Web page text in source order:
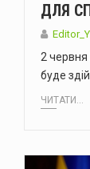
ДЛЯ
2 червня
буде
ЧИТАТИ...